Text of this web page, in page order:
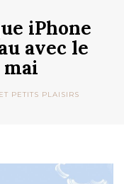
iPhone
avec le
mai
PETITS PLAISIRS